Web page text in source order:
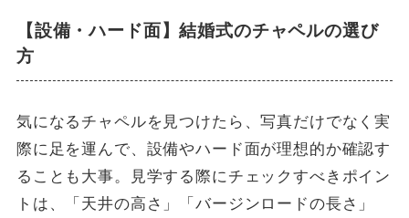
【設備・ハード面】結婚式のチャペルの選び
方
気になるチャペルを見つけたら、写真だけでなく実
際に足を運んで、設備やハード面が理想的か確認す
ることも大事。見学する際にチェックすべきポイン
トは、「天井の高さ」「バージンロードの長さ」